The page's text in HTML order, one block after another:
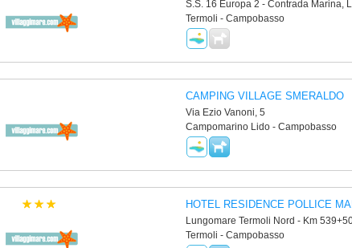
S.S. 16 Europa 2 - Contrada Marina,
Termoli - Campobasso
CAMPING VILLAGE SMERALDO
Via Ezio Vanoni, 5
Campomarino Lido - Campobasso
HOTEL RESIDENCE POLLICE
Lungomare Termoli Nord - Km
Termoli - Campobasso